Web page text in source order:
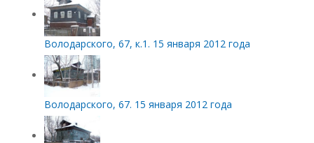
Володарского, 67, к.1. 15 января 2012 года
Володарского, 67. 15 января 2012 года